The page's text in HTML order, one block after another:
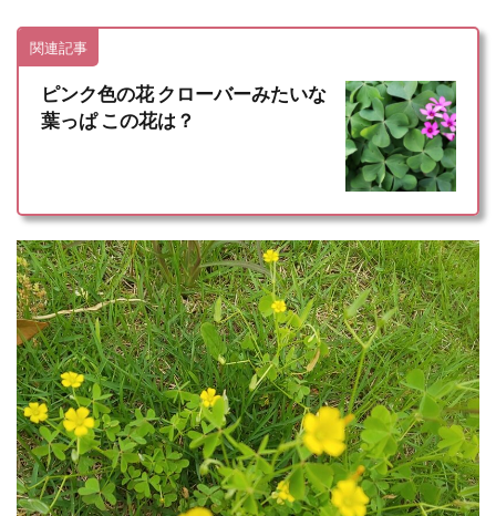
関連記事
ピンク色の花 クローバーみたいな
葉っぱ この花は？